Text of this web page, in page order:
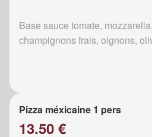
Base sauce tomate,
champignons frais, oignons,
Pizza méxicaine 1 pers
13.50 €